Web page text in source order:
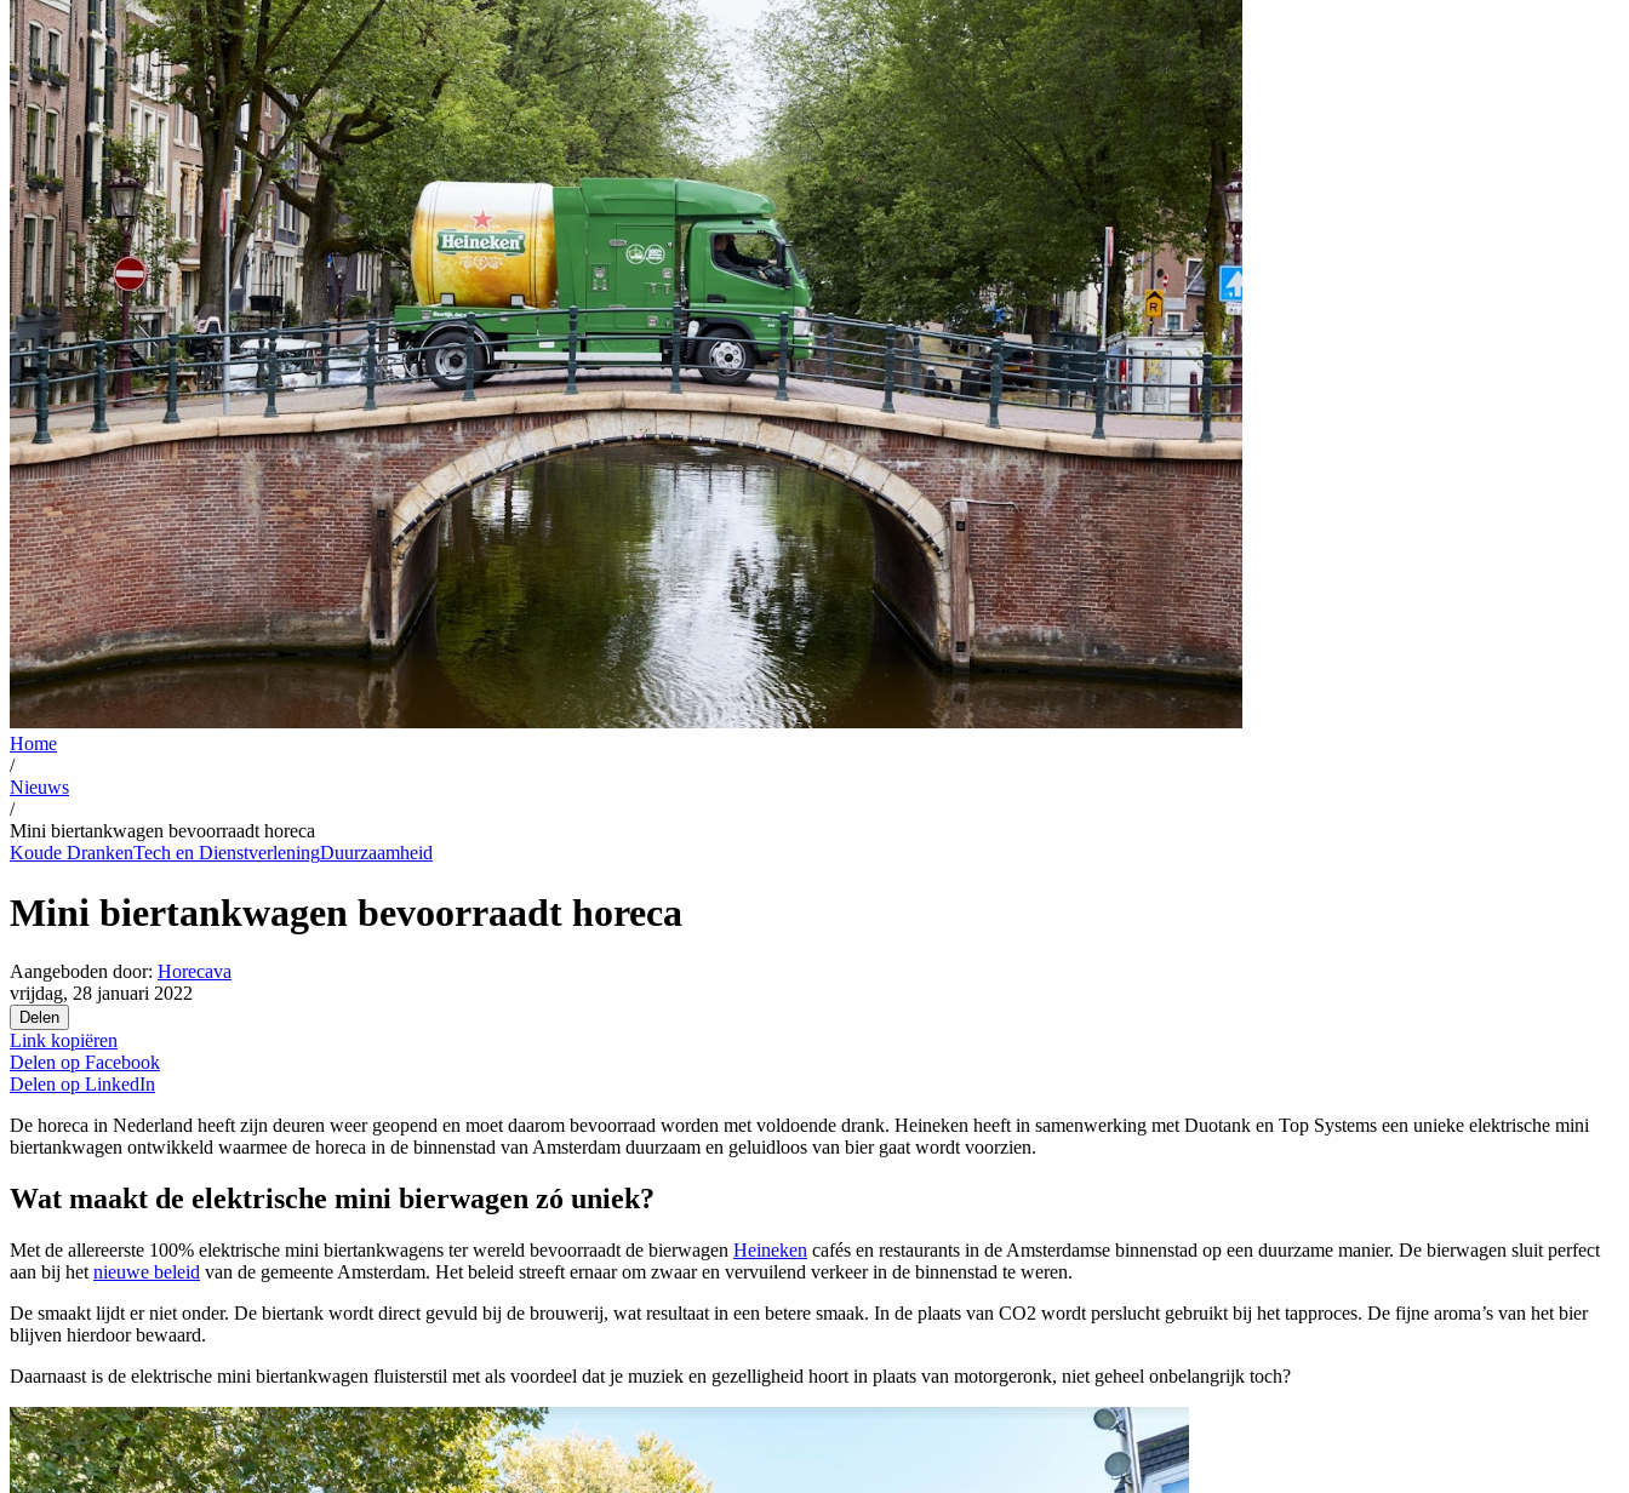
Home
/
Nieuws
/
Mini biertankwagen bevoorraadt horeca
Koude DrankenTech en DienstverleningDuurzaamheid
Mini biertankwagen bevoorraadt horeca
Aangeboden door: Horecava
vrijdag, 28 januari 2022
Delen
Link kopiëren
Delen op Facebook
Delen op LinkedIn
De horeca in Nederland heeft zijn deuren weer geopend en moet daarom bevoorraad worden met voldoende drank. Heineken heeft in samenwerking met Duotank en Top Systems een unieke elektrische mini
biertankwagen ontwikkeld waarmee de horeca in de binnenstad van Amsterdam duurzaam en geluidloos van bier gaat wordt voorzien.
Wat maakt de elektrische mini bierwagen zó uniek?
Met de allereerste 100% elektrische mini biertankwagens ter wereld bevoorraadt de bierwagen Heineken cafés en restaurants in de Amsterdamse binnenstad op een duurzame manier. De bierwagen sluit perfect
aan bij het nieuwe beleid van de gemeente Amsterdam. Het beleid streeft ernaar om zwaar en vervuilend verkeer in de binnenstad te weren.
De smaakt lijdt er niet onder. De biertank wordt direct gevuld bij de brouwerij, wat resultaat in een betere smaak. In de plaats van CO2 wordt perslucht gebruikt bij het tapproces. De fijne aroma’s van het bier
blijven hierdoor bewaard.
Daarnaast is de elektrische mini biertankwagen fluisterstil met als voordeel dat je muziek en gezelligheid hoort in plaats van motorgeronk, niet geheel onbelangrijk toch?